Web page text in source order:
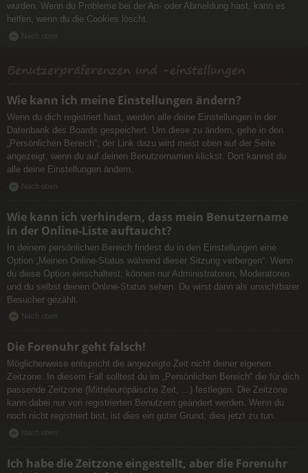
wurden. Wenn du Probleme bei der An- oder Abmeldung hast, kann es
helfen, wenn du die Cookies löscht.
Nach oben
Benutzerpräferenzen und -einstellungen
Wie kann ich meine Einstellungen ändern?
Wenn du dich registriert hast, werden alle deine Einstellungen in der
Datenbank des Boards gespeichert. Um diese zu ändern, gehe in den
„Persönlichen Bereich“; der Link dazu wird meist oben auf der Seite
angezeigt, wenn du auf deinen Benutzernamen klickst. Dort kannst du
alle deine Einstellungen ändern.
Nach oben
Wie kann ich verhindern, dass mein Benutzername
in der Online-Liste auftaucht?
In deinem persönlichen Bereich findest du in den Einstellungen eine
Option „Meinen Online-Status während dieser Sitzung verbergen“. Wenn
du diese Option einschaltest, können nur Administratoren, Moderatoren
und du selbst deinen Online-Status sehen. Du wirst dann als unsichtbarer
Besucher gezählt.
Nach oben
Die Forenuhr geht falsch!
Möglicherweise entspricht die angezeigte Zeit nicht deiner eigenen
Zeitzone. In diesem Fall solltest du im „Persönlichen Bereich“ die für dich
passende Zeitzone (Mitteleuropäische Zeit, ...) festlegen. Die Zeitzone
kann dabei nur von registrierten Benutzern geändert werden. Wenn du
noch nicht registriert bist, ist dies ein guter Grund, dies jetzt zu tun.
Nach oben
Ich habe die Zeitzone eingestellt, aber die Forenuhr